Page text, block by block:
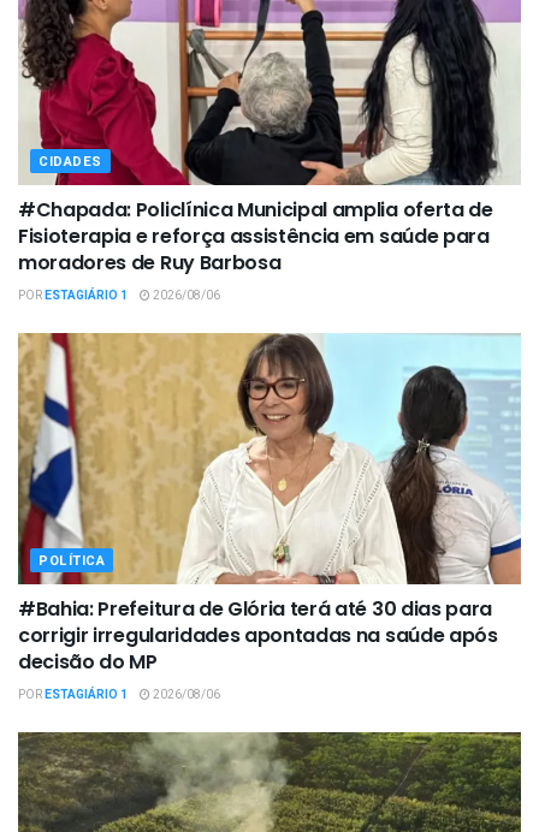
CIDADES
#Chapada: Policlínica Municipal amplia oferta de
Fisioterapia e reforça assistência em saúde para
moradores de Ruy Barbosa
PORESTAGIÁRIO 1 2026/08/06
POLÍTICA
#Bahia: Prefeitura de Glória terá até 30 dias para
corrigir irregularidades apontadas na saúde após
decisão do MP
PORESTAGIÁRIO 1 2026/08/06